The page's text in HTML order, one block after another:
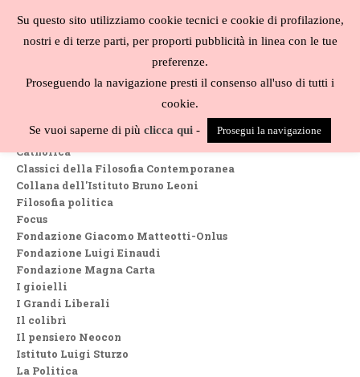
contenuto
Collane
Biblioteca di studi filosofici
Catholica
Classici della Filosofia Contemporanea
Collana dell'Istituto Bruno Leoni
Filosofia politica
Focus
Fondazione Giacomo Matteotti-Onlus
Fondazione Luigi Einaudi
Fondazione Magna Carta
I gioielli
I Grandi Liberali
Il colibrì
Il pensiero Neocon
Istituto Luigi Sturzo
La Politica
Su questo sito utilizziamo cookie tecnici e cookie di profilazione,
nostri e di terze parti, per proporti pubblicità in linea con le tue
preferenze.
Proseguendo la navigazione presti il consenso all'uso di tutti i
cookie.
Se vuoi saperne di più clicca qui - Prosegui la navigazione